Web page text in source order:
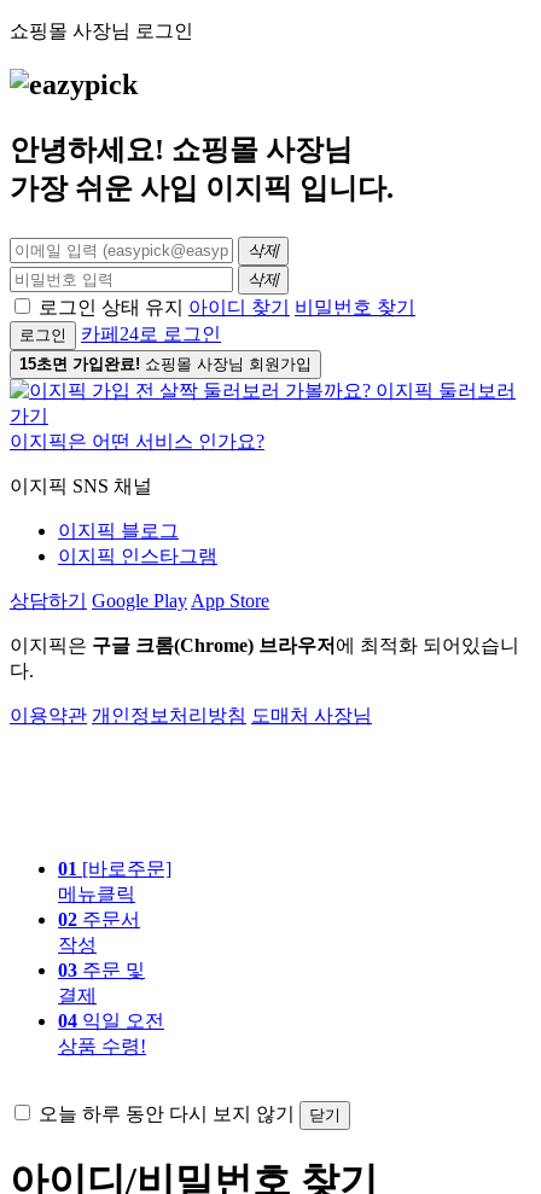
쇼핑몰 사장님 로그인
안녕하세요! 쇼핑몰 사장님
가장 쉬운 사입 이지픽 입니다.
삭제
삭제
로그인 상태 유지 아이디 찾기 비밀번호 찾기
로그인 카페24로 로그인
15초면 가입완료! 쇼핑몰 사장님 회원가입
이지픽은 어떤 서비스 인가요?
이지픽 SNS 채널
이지픽 블로그
이지픽 인스타그램
상담하기 Google Play App Store
이지픽은 구글 크롬(Chrome) 브라우저 에 최적화 되어있습니
다.
이용약관 개인정보처리방침 도매처 사장님
01 [바로주문]
메뉴클릭
02 주문서
작성
03 주문 및
결제
04 익일 오전
상품 수령!
오늘 하루 동안 다시 보지 않기 닫기
아이디/비밀번호 찾기